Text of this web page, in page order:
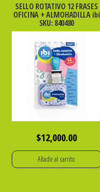
SELLO ROTATIVO 12 FRASES
OFICINA + ALMOHADILLA ibi
SKU: 840480
$12,000.00
Añadir al carrito